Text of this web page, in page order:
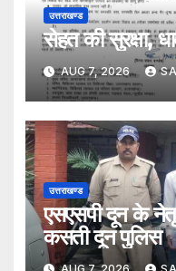
उत्तराखण्ड
सेहत की सुरक्षा,
AUG 7, 2026
उत्तराखण्ड
एसएसपी दून के
कसती दून पुलिस